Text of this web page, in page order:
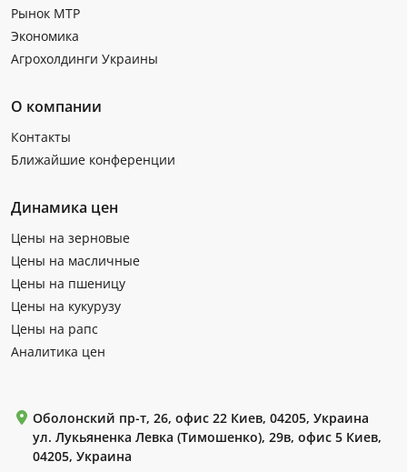
Рынок МТР
Экономика
Агрохолдинги Украины
О компании
Контакты
Ближайшие конференции
Динамика цен
Цены на зерновые
Цены на масличные
Цены на пшеницу
Цены на кукурузу
Цены на рапс
Аналитика цен
Оболонский пр-т, 26, офис 22 Киев, 04205, Украина
ул. Лукьяненка Левка (Тимошенко), 29в, офис 5 Киев,
04205, Украина